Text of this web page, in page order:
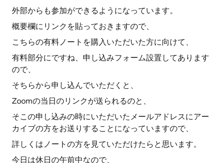
外部からも参加ができるようになっています。
概要欄にリンクを貼っておきますので、
こちらの有料ノートを購入いただいた方に向けて、
有料部分にですね、申し込みフォーム設置してあります
ので、
そちらから申し込んでいただくと、
Zoomの当日のリンクが送られるのと、
そこの申し込みの時にいただいたメールアドレスにアー
カイブの方をお送りすることになっていますので、
詳しくはノートの方を見ていただけたらと思います。
今日は休日の午前中なので、